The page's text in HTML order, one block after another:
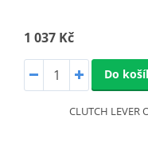
1 037 Kč
Do
CLUTCH LEVER